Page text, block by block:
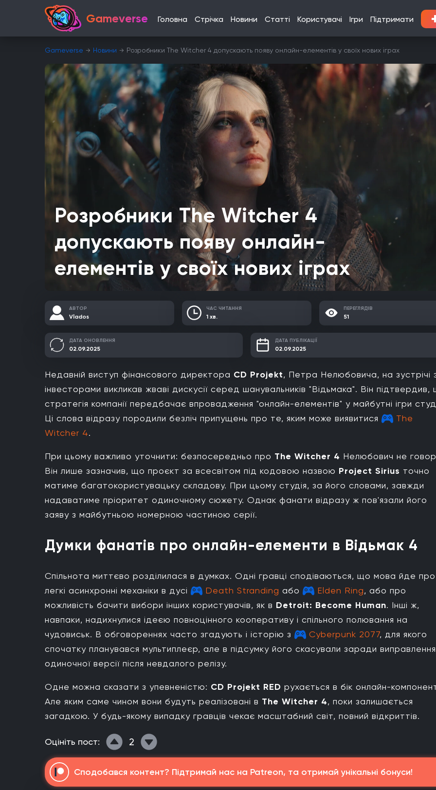
Gameverse Головна Стрічка Новини Статті Користувачі Ігри Підтримати
Gameverse Новини Розробники The Witcher 4 допускають появу онлайн-елементів у своїх нових іграх
Розробники The Witcher 4
допускають появу онлайн-
елементів у своїх нових іграх
АВТОР
Vlados
ЧАС ЧИТАННЯ
1 хв.
ПЕРЕГЛЯДІВ
51
ДАТА ОНОВЛЕННЯ
02.09.2025
ДАТА ПУБЛІКАЦІЇ
02.09.2025
Недавній виступ фінансового директора CD Projekt, Петра Нелюбовича, на зустрічі
інвесторами викликав жваві дискусії серед шанувальників "Відьмака". Він підтвердив,
стратегія компанії передбачає впровадження "онлайн-елементів" у майбутні ігри
Ці слова відразу породили безліч припущень про те, яким може виявитися
The
Witcher 4.
При цьому важливо уточнити: безпосередньо про The Witcher 4 Нелюбович не
Він лише зазначив, що проєкт за всесвітом під кодовою назвою Project Sirius точно
матиме багатокористувацьку складову. При цьому студія, за його словами, завжди
надаватиме пріоритет одиночному сюжету. Однак фанати відразу ж пов'язали його
заяву з майбутньою номерною частиною серії.
Думки фанатів про онлайн-елементи в Відьмак 4
Спільнота миттєво розділилася в думках. Одні гравці сподіваються, що мова йде про
легкі асинхронні механіки в дусі
Death Stranding або Elden Ring, або про
можливість бачити вибори інших користувачів, як в Detroit: Become Human. Інші ж,
навпаки, надихнулися ідеєю повноцінного кооперативу і спільного полювання на
чудовиськ. В обговореннях часто згадують і історію з
Cyberpunk 2077, для якого
спочатку планувався мультиплеєр, але в підсумку його скасували заради виправлення
одиночної версії після невдалого релізу.
Одне можна сказати з упевненістю: CD Projekt RED рухається в бік онлайн-
Але яким саме чином вони будуть реалізовані в The Witcher 4, поки залишається
загадкою. У будь-якому випадку гравців чекає масштабний світ, повний відкриттів.
Оцініть пост: 2
Сподобався контент? Підтримай нас на Patreon, та отримай унікальні бонуси!